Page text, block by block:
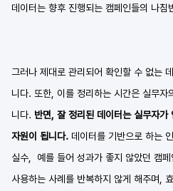
데이터는 향후 진행되는 캠페인들의 나침
그러나 제대로 관리되어 확인할 수 없는
니다. 또한, 이를 정리하는 시간은 실무자
니다. 반면, 잘 정리된 데이터는 실무자
자원이 됩니다. 데이터를 기반으로 하는
실수,  예를 들어 성과가 좋지 않았던 캠
사용하는 사례를 반복하지 않게 해주며,